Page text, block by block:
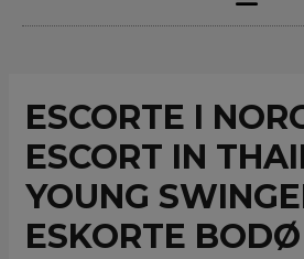
ESCORTE I
ESCORT IN
YOUNG
ESKORTE BODØ